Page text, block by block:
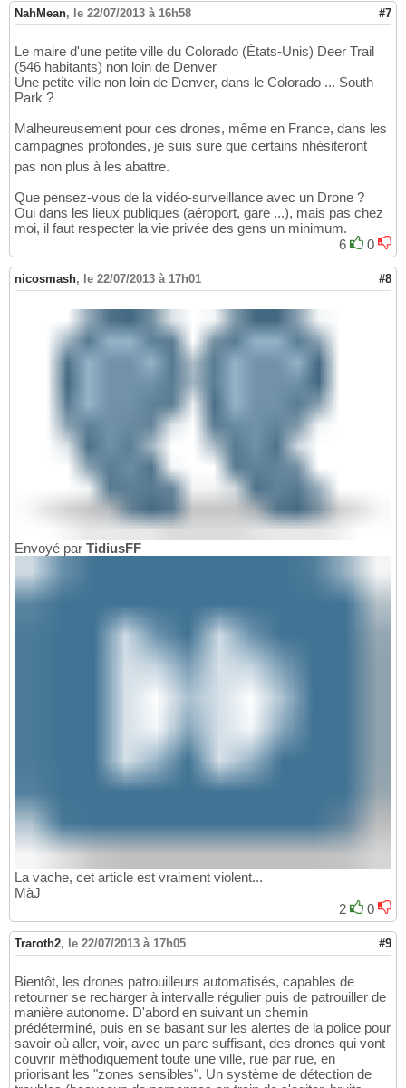
NahMean, le 22/07/2013 à 16h58 #7
Le maire d'une petite ville du Colorado (États-Unis) Deer Trail
(546 habitants) non loin de Denver
Une petite ville non loin de Denver, dans le Colorado ... South
Park ?
Malheureusement pour ces drones, même en France, dans les
campagnes profondes, je suis sure que certains nhésiteront
pas non plus à les abattre.
Que pensez-vous de la vidéo-surveillance avec un Drone ?
Oui dans les lieux publiques (aéroport, gare ...), mais pas chez
moi, il faut respecter la vie privée des gens un minimum.
6
0
nicosmash, le 22/07/2013 à 17h01 #8
Envoyé par TidiusFF
La vache, cet article est vraiment violent...
MàJ
2
0
Traroth2, le 22/07/2013 à 17h05 #9
Bientôt, les drones patrouilleurs automatisés, capables de
retourner se recharger à intervalle régulier puis de patrouiller de
manière autonome. D'abord en suivant un chemin
prédéterminé, puis en se basant sur les alertes de la police pour
savoir où aller, voir, avec un parc suffisant, des drones qui vont
couvrir méthodiquement toute une ville, rue par rue, en
priorisant les "zones sensibles". Un système de détection de